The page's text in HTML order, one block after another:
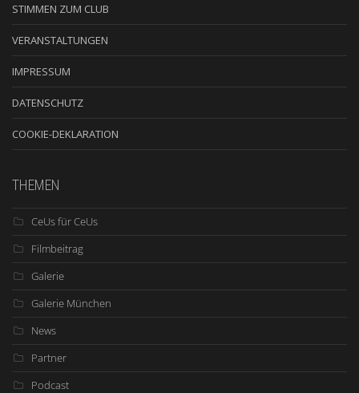
STIMMEN ZUM CLUB
VERANSTALTUNGEN
IMPRESSUM
DATENSCHUTZ
COOKIE-DEKLARATION
THEMEN
CeUs für CeUs
Filmbeitrag
Galerie
Galerie München
News
Partner
Podcast